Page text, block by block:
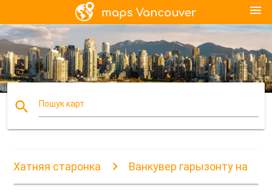
menu
search Пошук карт
Хатняя старонка Ванкувер гарызонту на